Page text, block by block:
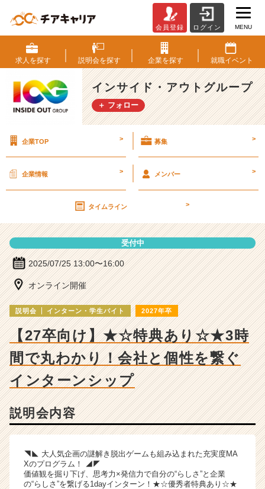
ン
サ
イ
ド・
ア
ウ
ー
説
明
ベ
ャ
ー・
長
企
業
か
が
届
く
会員登録 ログイン MENU
求人を探す 説明会を探す 企業を探す 就職イベント
インサイド・アウトグループ
＋ フォロー
企業TOP > 募集 >
企業情報 > メンバー >
タイムライン >
受付中
2025/07/25 13:00〜16:00
オンライン開催
説明会 インターン・学生バイト 2027年卒
【27卒向け】★☆特典あり☆★3時
間で丸わかり！会社と個性を繋ぐ
インターンシップ
説明会内容
◥◣ 大人気企画の謎解き脱出ゲームも組み込まれた充実度MA
Xのプログラム！ ◢◤
価値観を掘り下げ、思考力×発信力で自分の“らしさ”と企業
の“らしさ”を繋げる1dayインターン！★☆優秀者特典あり☆★